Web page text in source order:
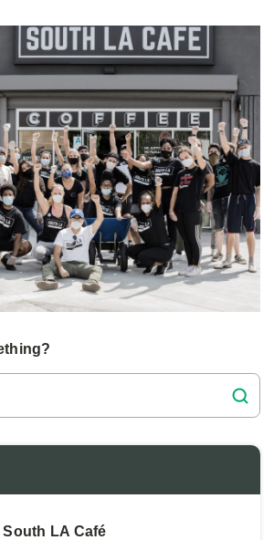
LA Café